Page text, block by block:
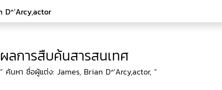
ผลการสืบค้นสารสนเทศ
“ ค้นหา ชื่อผู้แต่ง: James, Brian D^'Arcy,actor, ”